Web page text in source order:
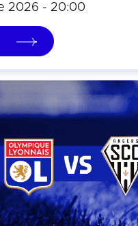
2026 - 20:00